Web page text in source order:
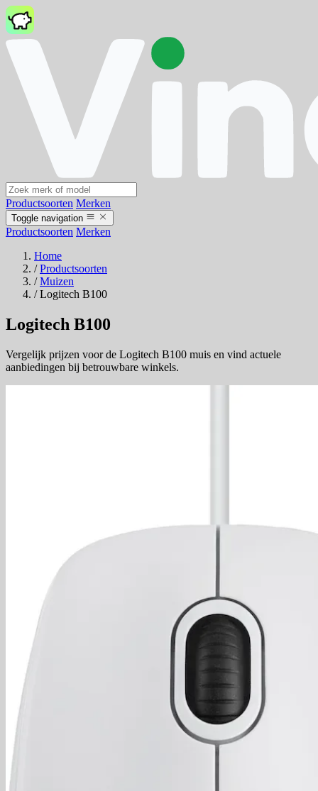
Productsoorten Merken
Toggle navigation
Productsoorten Merken
Home
/ Productsoorten
/ Muizen
/ Logitech B100
Logitech B100
Vergelijk prijzen voor de Logitech B100 muis en vind actuele
aanbiedingen bij betrouwbare winkels.